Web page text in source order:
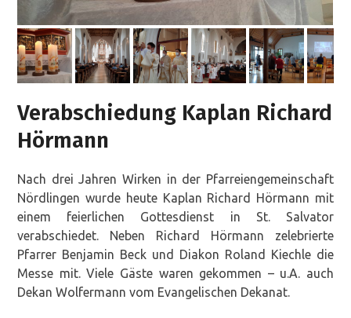
Verabschiedung Kaplan Richard
Hörmann
Nach drei Jahren Wirken in der Pfarreiengemeinschaft
Nördlingen wurde heute Kaplan Richard Hörmann mit
einem feierlichen Gottesdienst in St. Salvator
verabschiedet. Neben Richard Hörmann zelebrierte
Pfarrer Benjamin Beck und Diakon Roland Kiechle die
Messe mit. Viele Gäste waren gekommen – u.A. auch
Dekan Wolfermann vom Evangelischen Dekanat.